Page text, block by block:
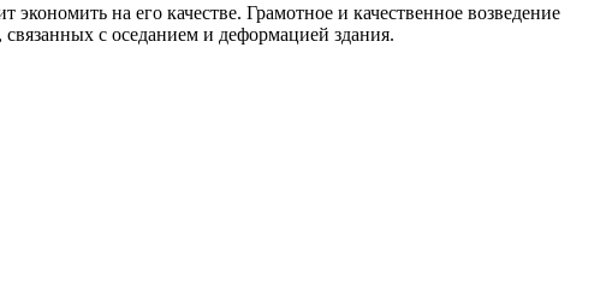
на его качестве. Грамотное и качественное возведение
с оседанием и деформацией здания.